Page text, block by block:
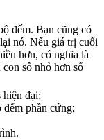
đếm. Bạn cũng có
nó. Nếu giá trị cuối
hơn, có nghĩa là
số nhỏ hơn số
đại;
đếm phần cứng;